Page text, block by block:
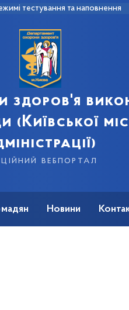
тестування та наповнення
здоров'я
(Київської
вебпортал
Новини